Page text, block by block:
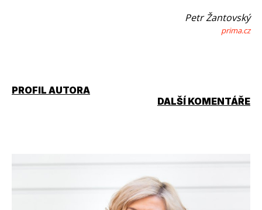
Petr Žantovský
prima.cz
PROFIL AUTORA
DALŠÍ KOMENTÁŘE